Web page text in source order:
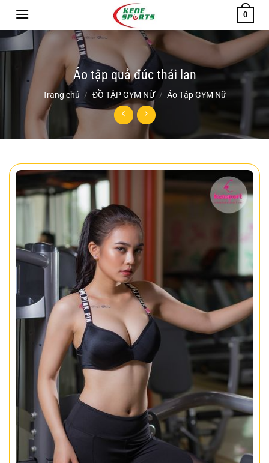
nội
dung
0
Áo tập quả đúc thái lan
Trang chủ / ĐỒ TẬP GYM NỮ / Áo Tập GYM Nữ